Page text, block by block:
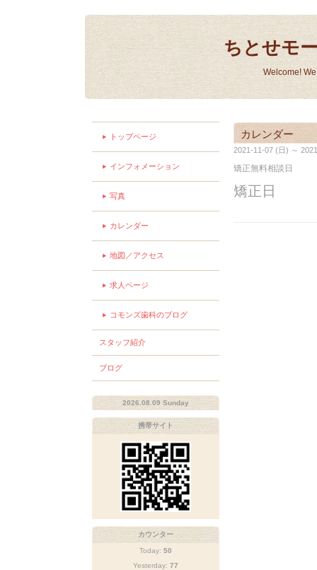
ちとせモ
Welcome!
カレンダー
2021-11-07 (日) ～
矯正無料相談日
矯正日
トップページ
インフォメーション
写真
カレンダー
地図／アクセス
求人ページ
コモンズ歯科のブログ
スタッフ紹介
ブログ
2026.08.09 Sunday
携帯サイト
カウンター
Today: 50
Yesterday: 77